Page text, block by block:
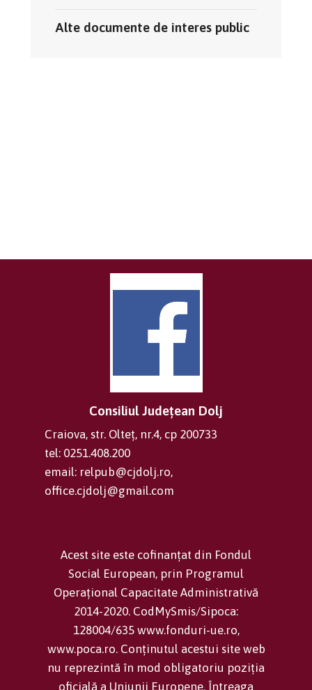
Alte documente de interes public
Consiliul Județean Dolj
Craiova, str. Olteț, nr.4, cp 200733
tel: 0251.408.200
email: relpub@cjdolj.ro,
office.cjdolj@gmail.com
Acest site este cofinanțat din Fondul
Social European, prin Programul
Operațional Capacitate Administrativă
2014-2020. CodMySmis/Sipoca:
128004/635 www.fonduri-ue.ro,
www.poca.ro. Conținutul acestui site web
nu reprezintă în mod obligatoriu poziția
oficială a Uniunii Europene. Întreaga